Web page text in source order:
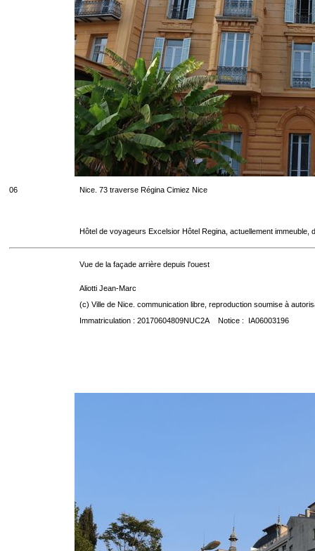
06 Nice. 73 traverse Régina Cimiez Nice
Hôtel de voyageurs Excelsior Hôtel Regina, actuellement immeuble,
Vue de la façade arrière depuis l'ouest
Aliotti Jean-Marc
(c) Ville de Nice. communication libre, reproduction soumise à
Immatriculation : 20170604809NUC2A Notice : IA06003196